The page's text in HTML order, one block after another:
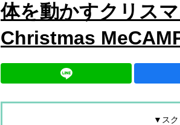
体を動かすクリス
Christmas MeCAMP
▼スク